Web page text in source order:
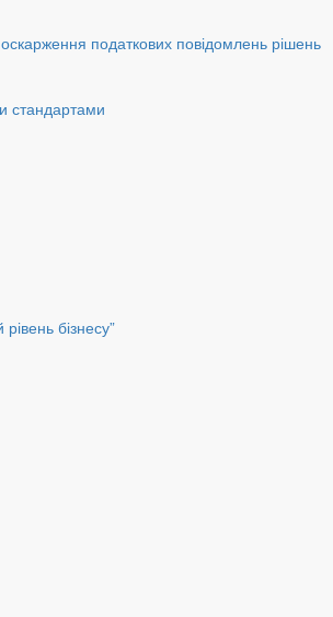
оскарження податкових повідомлень рішень
стандартами
бізнесу”